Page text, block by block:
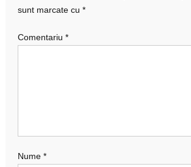
sunt marcate cu *
Comentariu *
Nume *